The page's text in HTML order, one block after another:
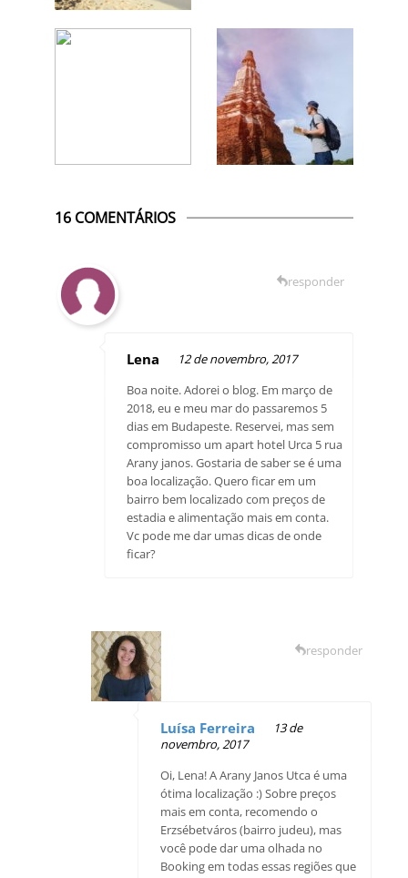
16 COMENTÁRIOS
Lena
12 de novembro, 2017
Boa noite. Adorei o blog. Em março de
2018, eu e meu mar do passaremos 5
dias em Budapeste. Reservei, mas sem
compromisso um apart hotel Urca 5 rua
Arany janos. Gostaria de saber se é uma
boa localização. Quero ficar em um
bairro bem localizado com preços de
estadia e alimentação mais em conta.
Vc pode me dar umas dicas de onde
ficar?
responder
Luísa Ferreira
13 de
novembro, 2017
Oi, Lena! A Arany Janos Utca é uma
ótima localização :) Sobre preços
mais em conta, recomendo o
Erzsébetváros (bairro judeu), mas
você pode dar uma olhada no
Booking em todas essas regiões que
responder